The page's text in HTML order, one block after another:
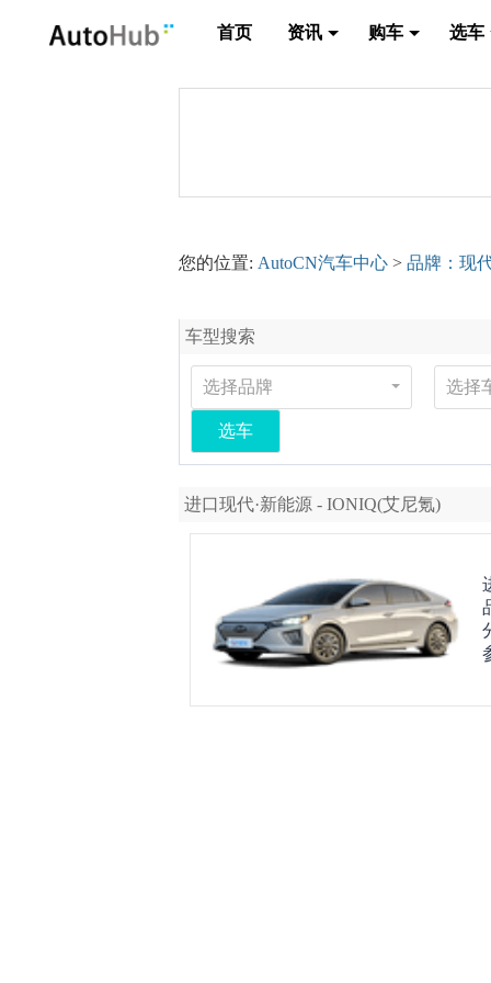
首页 资讯 购车 选车
您的位置: AutoCN汽车中心 >品牌：现
车型搜索
选择品牌 选择
选车
进口现代·新能源 - IONIQ(艾尼氪)